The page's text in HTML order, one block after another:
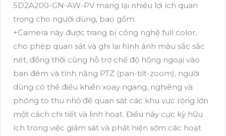
SD2A200-GN-AW-PV mang lại nhiều lợi ích quan
trọng cho người dùng, bao gồm:
+Camera này được trang bị công nghệ full color,
cho phép quan sát và ghi lại hình ảnh màu sắc sắc
nét, đồng thời cũng hỗ trợ chế độ hồng ngoại vào
ban đêm và tính năng PTZ (pan-tilt-zoom), người
dùng có thể điều khiển xoay ngang, nghiêng và
phóng to thu nhỏ để quan sát các khu vực rộng lớn
một cách chi tiết và linh hoạt. Điều này cực kỳ hữu
ích trong việc giám sát và phát hiện sớm các hoạt